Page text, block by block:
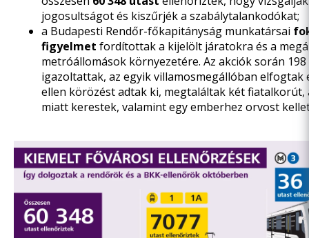
jogosultságot és kiszűrjék a szabálytalankodókat;
a Budapesti Rendőr-főkapitányság munkatársai
figyelmet fordítottak a kijelölt járatokra és a
metróállomások környezetére. Az akciók során
igazoltattak, az egyik villamosmegállóban elfogtak
ellen körözést adtak ki, megtaláltak két fiatalkorút,
miatt kerestek, valamint egy emberhez orvost